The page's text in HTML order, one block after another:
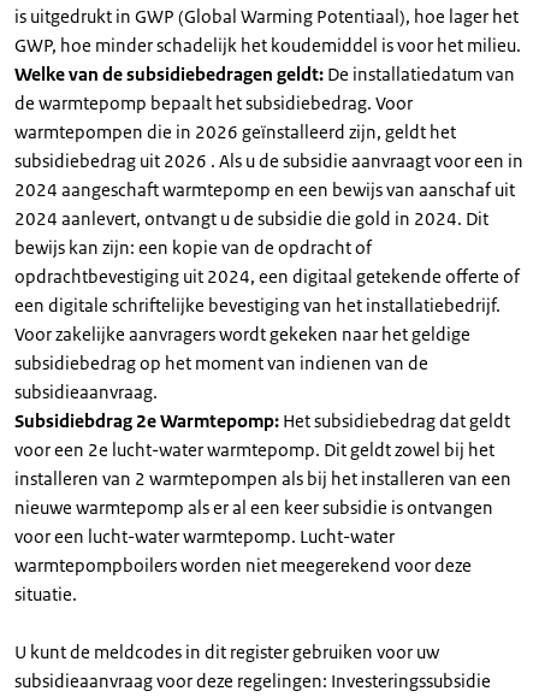
is uitgedrukt in GWP (Global Warming Potentiaal), hoe lager het
GWP, hoe minder schadelijk het koudemiddel is voor het milieu.
Welke van de subsidiebedragen geldt: De installatiedatum van
de warmtepomp bepaalt het subsidiebedrag. Voor
warmtepompen die in 2026 geïnstalleerd zijn, geldt het
subsidiebedrag uit 2026 . Als u de subsidie aanvraagt voor een in
2024 aangeschaft warmtepomp en een bewijs van aanschaf uit
2024 aanlevert, ontvangt u de subsidie die gold in 2024. Dit
bewijs kan zijn: een kopie van de opdracht of
opdrachtbevestiging uit 2024, een digitaal getekende offerte of
een digitale schriftelijke bevestiging van het installatiebedrijf.
Voor zakelijke aanvragers wordt gekeken naar het geldige
subsidiebedrag op het moment van indienen van de
subsidieaanvraag.
Subsidiebdrag 2e Warmtepomp: Het subsidiebedrag dat geldt
voor een 2e lucht-water warmtepomp. Dit geldt zowel bij het
installeren van 2 warmtepompen als bij het installeren van een
nieuwe warmtepomp als er al een keer subsidie is ontvangen
voor een lucht-water warmtepomp. Lucht-water
warmtepompboilers worden niet meegerekend voor deze
situatie.
U kunt de meldcodes in dit register gebruiken voor uw
subsidieaanvraag voor deze regelingen: Investeringssubsidie